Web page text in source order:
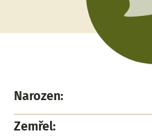
Narozen:
Zemřel: